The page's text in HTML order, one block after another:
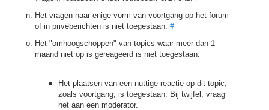
Het vragen naar enige vorm van voortgang op het forum
of in privéberichten is niet toegestaan. #
Het "omhoogschoppen" van topics waar meer dan 1
maand niet op is gereageerd is niet toegestaan.
Het plaatsen van een nuttige reactie op dit topic,
zoals voortgang, is toegestaan. Bij twijfel, vraag
het aan een moderator.